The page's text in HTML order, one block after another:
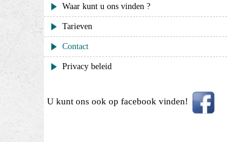
Waar kunt u ons vinden ?
Tarieven
Contact
Privacy beleid
U kunt ons ook op facebook vinden!